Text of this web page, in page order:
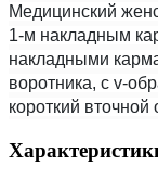
Медицинский
1-м накладным
накладными
воротника, с v-
короткий